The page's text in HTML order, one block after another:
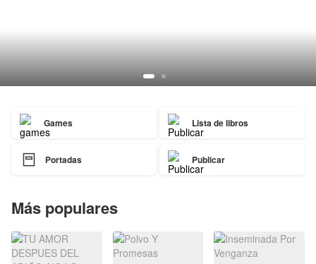
Games Lista de libros
 Portadas Publicar
Más populares